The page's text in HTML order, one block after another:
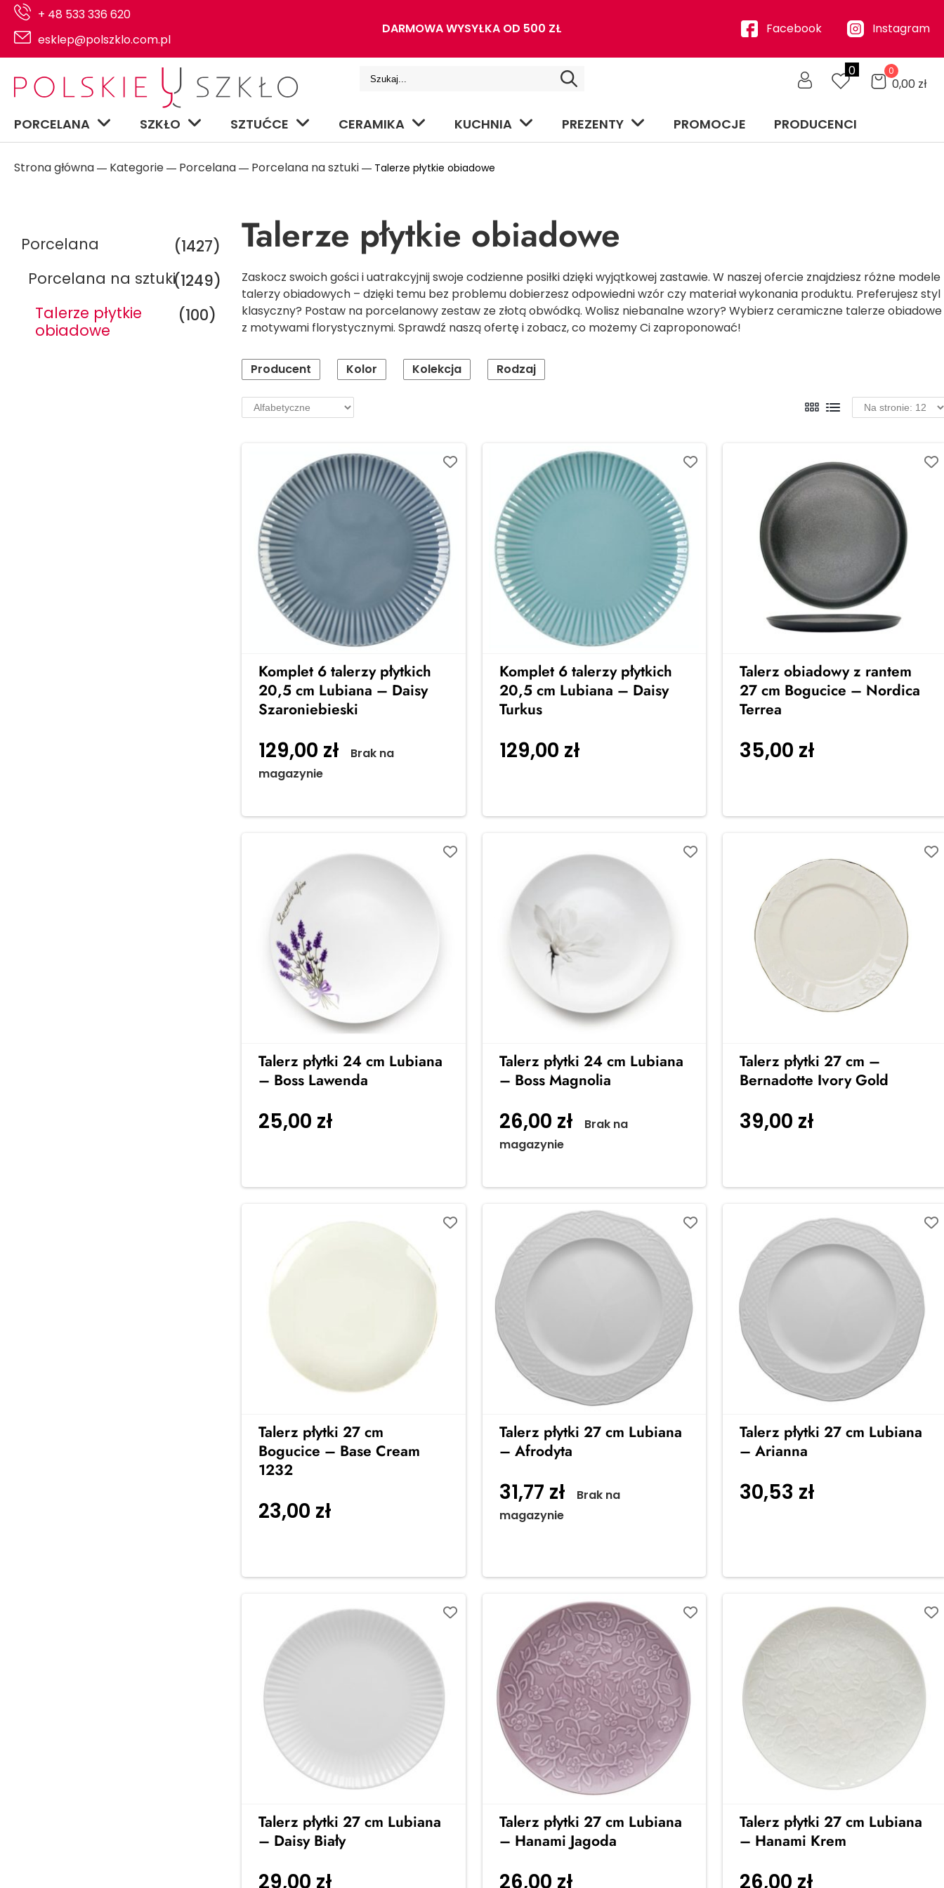
+ 48 533 336 620
esklep@polszklo.com.pl
DARMOWA WYSYŁKA OD 500 ZŁ Facebook Instagram
0 0
0,00 zł
PORCELANA SZKŁO SZTUĆCE CERAMIKA KUCHNIA PREZENTY PROMOCJE PRODUCENCI
Strona główna ― Kategorie ― Porcelana ― Porcelana na sztuki ― Talerze płytkie obiadowe
Porcelana
(1427)
Porcelana na sztuki(1249)
Talerze płytkie
obiadowe
(100)
Talerze płytkie obiadowe
Zaskocz swoich gości i uatrakcyjnij swoje codzienne posiłki dzięki wyjątkowej zastawie. W naszej ofercie znajdziesz różne modele
talerzy obiadowych – dzięki temu bez problemu dobierzesz odpowiedni wzór czy materiał wykonania produktu. Preferujesz styl
klasyczny? Postaw na porcelanowy zestaw ze złotą obwódką. Wolisz niebanalne wzory? Wybierz ceramiczne talerze obiadowe
z motywami florystycznymi. Sprawdź naszą ofertę i zobacz, co możemy Ci zaproponować!
Producent Kolor Kolekcja Rodzaj
Komplet 6 talerzy płytkich
20,5 cm Lubiana – Daisy
Szaroniebieski
129,00 zł
Brak na
magazynie
Komplet 6 talerzy płytkich
20,5 cm Lubiana – Daisy
Turkus
129,00 zł
Talerz obiadowy z rantem
27 cm Bogucice – Nordica
Terrea
35,00 zł
Talerz płytki 24 cm Lubiana
– Boss Lawenda
25,00 zł
Talerz płytki 24 cm Lubiana
– Boss Magnolia
26,00 zł
Brak na
magazynie
Talerz płytki 27 cm –
Bernadotte Ivory Gold
39,00 zł
Talerz płytki 27 cm
Bogucice – Base Cream
1232
23,00 zł
Talerz płytki 27 cm Lubiana
– Afrodyta
31,77 zł
Brak na
magazynie
Talerz płytki 27 cm Lubiana
– Arianna
30,53 zł
Talerz płytki 27 cm Lubiana
– Daisy Biały
29,00 zł
Talerz płytki 27 cm Lubiana
– Hanami Jagoda
26,00 zł
Talerz płytki 27 cm Lubiana
– Hanami Krem
26,00 zł